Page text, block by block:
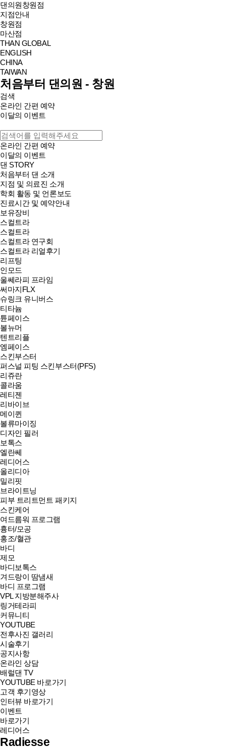
댄의원창원점
지점안내
창원점
마산점
THAN GLOBAL
ENGLISH
CHINA
TAIWAN
처음부터 댄의원 - 창원
검색
온라인 간편 예약
이달의 이벤트
온라인 간편 예약
이달의 이벤트
댄 STORY
처음부터 댄 소개
지점 및 의료진 소개
학회 활동 및 언론보도
진료시간 및 예약안내
보유장비
스컬트라
스컬트라
스컬트라 연구회
스컬트라 리얼후기
리프팅
인모드
울쎄라피 프라임
써마지FLX
슈링크 유니버스
티타늄
튠페이스
볼뉴머
텐트리플
엠페이스
스킨부스터
퍼스널 피팅 스킨부스터(PFS)
리쥬란
콜라움
레티젠
리바이브
메이퀸
볼류마이징
디자인 필러
보톡스
엘란쎄
레디어스
올리디아
밀리핏
브라이트닝
피부 트리트먼트 패키지
스킨케어
여드름워 프로그램
흉터/모공
홍조/혈관
바디
제모
바디보톡스
겨드랑이 땀냄새
바디 프로그램
VPL 지방분해주사
링거테라피
커뮤니티
YOUTUBE
전후사진 갤러리
시술후기
공지사항
온라인 상담
배럴댄 TV
YOUTUBE 바로가기
고객 후기영상
인터뷰 바로가기
이벤트
바로가기
레디어스
Radiesse